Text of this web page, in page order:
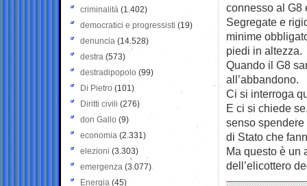
connesso al G8
Segregate e
minime
piedi in altezza.
Quando il G8
all’abbandono.
Ci si interroga
E ci si chiede
senso
di Stato che
Ma questo è
dell’elicottero
criminalità (1.402)
democratici e progressisti (19)
denuncia (14.528)
destra (573)
destradipopolo (99)
Di Pietro (101)
Diritti civili (276)
don Gallo (9)
economia (2.331)
elezioni (3.303)
emergenza (3.077)
Energia (45)